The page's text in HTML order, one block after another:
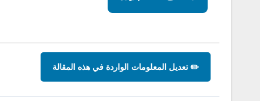
✏️ تعديل المعلومات الواردة في هذه المقالة